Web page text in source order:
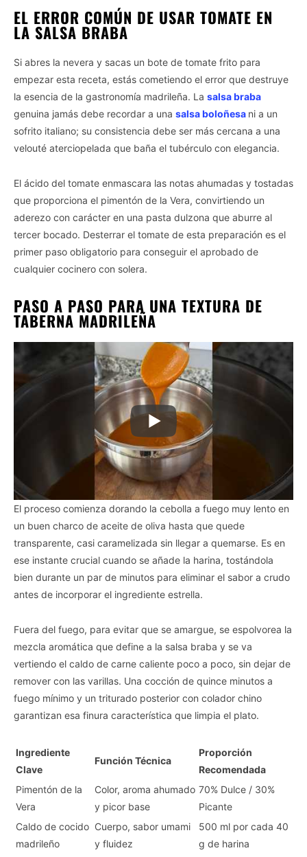
EL ERROR COMÚN DE USAR TOMATE EN
LA SALSA BRABA
Si abres la nevera y sacas un bote de tomate frito para
empezar esta receta, estás cometiendo el error que destruye
la esencia de la gastronomía madrileña. La salsa braba
genuina jamás debe recordar a una salsa boloñesa ni a un
sofrito italiano; su consistencia debe ser más cercana a una
velouté aterciopelada que baña el tubérculo con elegancia.
El ácido del tomate enmascara las notas ahumadas y tostadas
que proporciona el pimentón de la Vera, convirtiendo un
aderezo con carácter en una pasta dulzona que aburre al
tercer bocado. Desterrar el tomate de esta preparación es el
primer paso obligatorio para conseguir el aprobado de
cualquier cocinero con solera.
PASO A PASO PARA UNA TEXTURA DE
TABERNA MADRILEÑA
El proceso comienza dorando la cebolla a fuego muy lento en
un buen charco de aceite de oliva hasta que quede
transparente, casi caramelizada sin llegar a quemarse. Es en
ese instante crucial cuando se añade la harina, tostándola
bien durante un par de minutos para eliminar el sabor a crudo
antes de incorporar el ingrediente estrella.
Fuera del fuego, para evitar que se amargue, se espolvorea la
mezcla aromática que define a la salsa braba y se va
vertiendo el caldo de carne caliente poco a poco, sin dejar de
remover con las varillas. Una cocción de quince minutos a
fuego mínimo y un triturado posterior con colador chino
garantizan esa finura característica que limpia el plato.
Ingrediente
Clave
Función Técnica
Proporción
Recomendada
Pimentón de la
Vera
Color, aroma ahumado
y picor base
70% Dulce / 30%
Picante
Caldo de cocido
madrileño
Cuerpo, sabor umami
y fluidez
500 ml por cada 40
g de harina